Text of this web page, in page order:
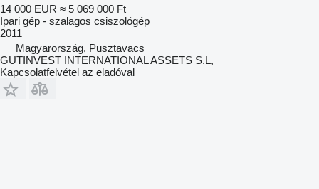
14 000 EUR ≈ 5 069 000 Ft
Ipari gép - szalagos csiszológép
2011
Magyarország, Pusztavacs
GUTINVEST INTERNATIONAL ASSETS S.L,
Kapcsolatfelvétel az eladóval